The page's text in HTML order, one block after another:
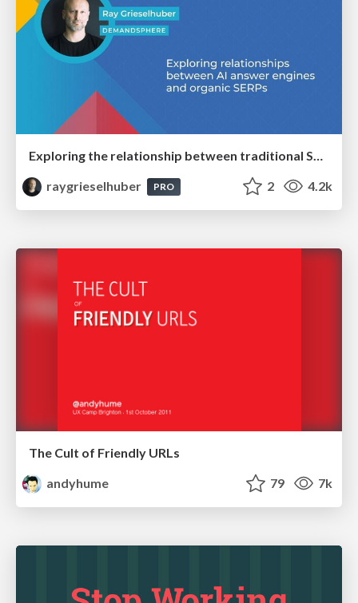
Exploring the relationship between traditional SERPs and Gen AI search
raygrieselhuber
PRO 2 4.2k
The Cult of Friendly URLs
andyhume
79 7k